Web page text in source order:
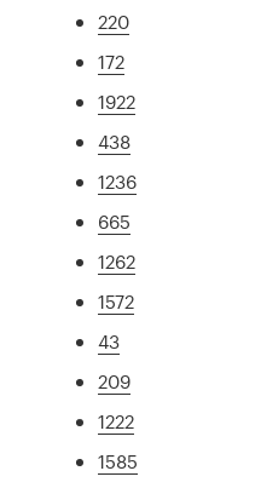
220
172
1922
438
1236
665
1262
1572
43
209
1222
1585